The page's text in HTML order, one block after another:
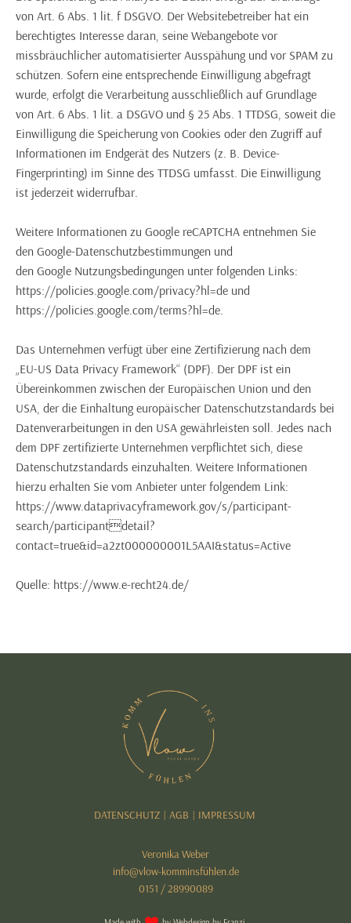
von Art. 6 Abs. 1 lit. f DSGVO. Der Websitebetreiber hat ein
berechtigtes Interesse daran, seine Webangebote vor
missbräuchlicher automatisierter Ausspähung und vor SPAM zu
schützen. Sofern eine entsprechende Einwilligung abgefragt
wurde, erfolgt die Verarbeitung ausschließlich auf Grundlage
von Art. 6 Abs. 1 lit. a DSGVO und § 25 Abs. 1 TTDSG, soweit die
Einwilligung die Speicherung von Cookies oder den Zugriff auf
Informationen im Endgerät des Nutzers (z. B. Device-
Fingerprinting) im Sinne des TTDSG umfasst. Die Einwilligung
ist jederzeit widerrufbar.
Weitere Informationen zu Google reCAPTCHA entnehmen Sie
den Google-Datenschutzbestimmungen und
den Google Nutzungsbedingungen unter folgenden Links:
https://policies.google.com/privacy?hl=de und
https://policies.google.com/terms?hl=de.
Das Unternehmen verfügt über eine Zertifizierung nach dem
„EU-US Data Privacy Framework“ (DPF). Der DPF ist ein
Übereinkommen zwischen der Europäischen Union und den
USA, der die Einhaltung europäischer Datenschutzstandards bei
Datenverarbeitungen in den USA gewährleisten soll. Jedes nach
dem DPF zertifizierte Unternehmen verpflichtet sich, diese
Datenschutzstandards einzuhalten. Weitere Informationen
hierzu erhalten Sie vom Anbieter unter folgendem Link:
https://www.dataprivacyframework.gov/s/participant-
search/participantdetail?
contact=true&id=a2zt000000001L5AAI&status=Active
Quelle: https://www.e-recht24.de/
DATENSCHUTZ | AGB | IMPRESSUM
Veronika Weber
info@vlow-komminsfühlen.de
0151 / 28990089